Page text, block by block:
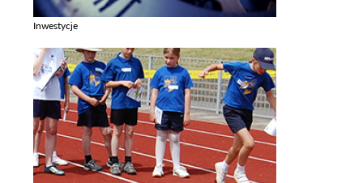
Inwestycje